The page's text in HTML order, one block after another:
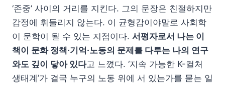
‘존중’ 사이의 거리를 지킨다. 그의 문장은 친절하지만
감정에 휘둘리지 않는다. 이 균형감이야말로 사회학
이 문학이 될 수 있는 지점이다. 서평자로서 나는 이
책이 문화 정책·기억·노동의 문제를 다루는 나의 연구
와도 깊이 닿아 있다고 느꼈다. ‘지속 가능한 K-컬처
생태계’가 결국 누구의 노동 위에 서 있는가를 묻는 일